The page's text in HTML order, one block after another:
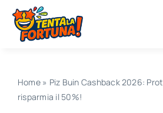
Salta
contenuto
Home» Piz Buin Cashback 2026:
risparmia il 50%!